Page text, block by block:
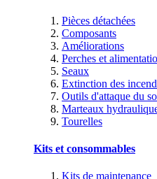
Pièces détachées
Composants
Améliorations
Perches et
Seaux
Extinction des
Outils d'attaque du
Marteaux
Tourelles
Kits et consommables
Kits de maintenance